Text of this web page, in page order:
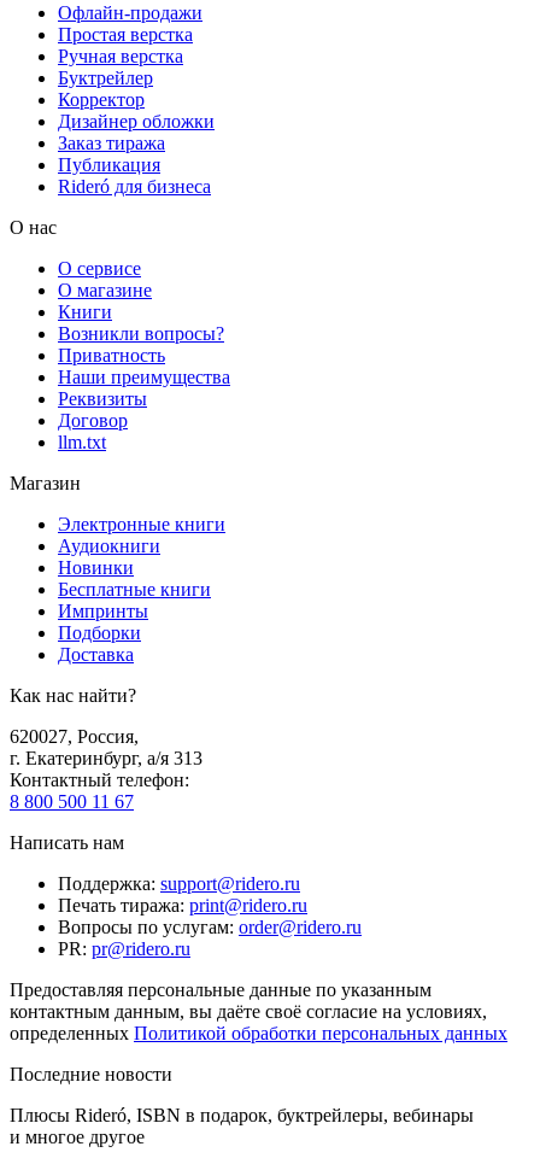
Офлайн-продажи
Простая верстка
Ручная верстка
Буктрейлер
Корректор
Дизайнер обложки
Заказ тиража
Публикация
Rideró для бизнеса
О нас
О сервисе
О магазине
Книги
Возникли вопросы?
Приватность
Наши преимущества
Реквизиты
Договор
llm.txt
Магазин
Электронные книги
Аудиокниги
Новинки
Бесплатные книги
Импринты
Подборки
Доставка
Как нас найти?
620027, Россия,
г. Екатеринбург, а/я 313
Контактный телефон:
8 800 500 11 67
Написать нам
Поддержка: support@ridero.ru
Печать тиража: print@ridero.ru
Вопросы по услугам: order@ridero.ru
PR: pr@ridero.ru
Предоставляя персональные данные по указанным
контактным данным, вы даёте своё согласие на условиях,
определенных Политикой обработки персональных данных
Последние новости
Плюсы Rideró, ISBN в подарок, буктрейлеры, вебинары
и многое другое